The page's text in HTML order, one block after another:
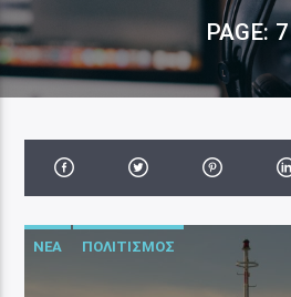
PAGE: 7
ΝΕΑ ΠΟΛΙΤΙΣΜΟΣ